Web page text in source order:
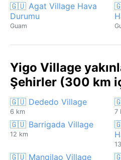
🇬🇺 Agat Village Hava
Durumu
Guam
Yigo Village
Şehirler (300 km
🇬🇺 Dededo Village
6 km 7
🇬🇺 Barrigada Village
12 km
🇬🇺 Mangilao Village